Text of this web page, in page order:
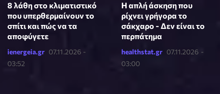
8 λάθη στο κλιματιστικό
που υπερθερμαίνουν το
σπίτι και πώς να τα
αποφύγετε
ienergeia.gr 07.11.2026 -
03:52
Η απλή άσκηση που
ρίχνει γρήγορα το
σάκχαρο - Δεν είναι το
περπάτημα
healthstat.gr 07.11.2026 -
03:00